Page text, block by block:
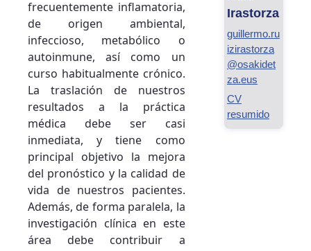
frecuentemente inflamatoria,
de origen ambiental,
infeccioso, metabólico o
autoinmune, así como un
curso habitualmente crónico.
La traslación de nuestros
resultados a la práctica
médica debe ser casi
inmediata, y tiene como
principal objetivo la mejora
del pronóstico y la calidad de
vida de nuestros pacientes.
Además, de forma paralela, la
investigación clínica en este
área debe contribuir a
Irastorza
guillermo.ru
izirastorza
@osakidet
za.eus
CV
resumido